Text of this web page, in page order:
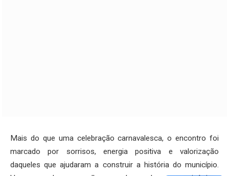
Mais do que uma celebração carnavalesca, o encontro foi
marcado por sorrisos, energia positiva e valorização
daqueles que ajudaram a construir a história do município.